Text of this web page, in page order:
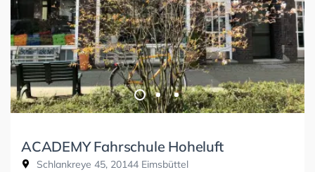
ACADEMY Fahrschule Hoheluft
Schlankreye 45, 20144 Eimsbüttel